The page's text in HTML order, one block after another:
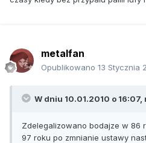
metalfan
Opublikowano 13 Stycznia
W dniu 10.01.2010 o 16:07,
Zdelegalizowano bodajze w 86
97 roku po zmnianie ustawy